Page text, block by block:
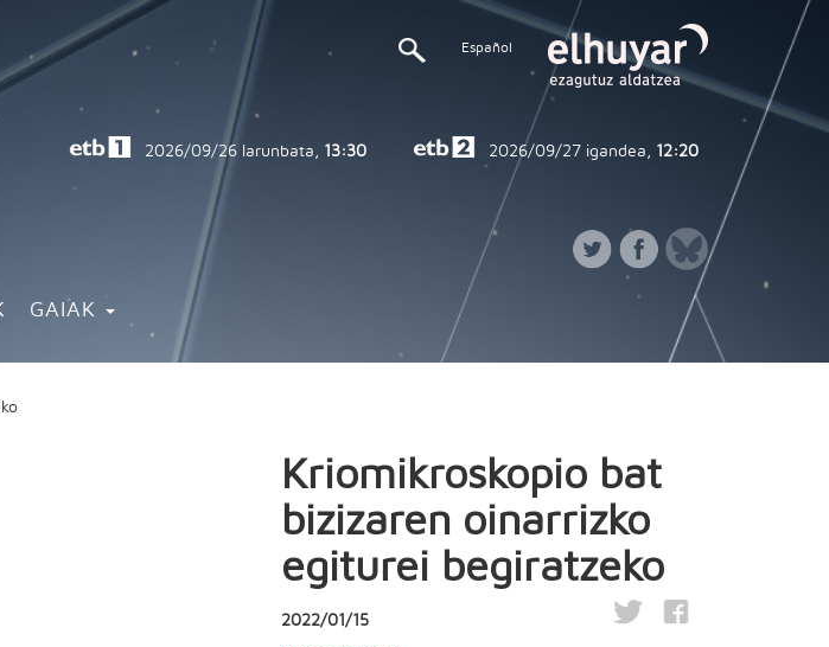
Español
GAIAK
2026/09/26 larunbata, 13:30 2026/09/27 igandea, 12:20
Kriomikroskopio bat
bizizaren oinarrizko
egiturei begiratzeko
2022/01/15